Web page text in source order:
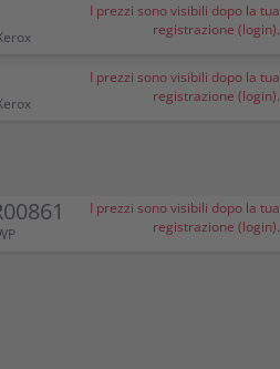
I prezzi sono visibili dopo la tua
registrazione (login).
I prezzi sono visibili dopo la tua
registrazione (login).
I prezzi sono visibili dopo la tua
registrazione (login).